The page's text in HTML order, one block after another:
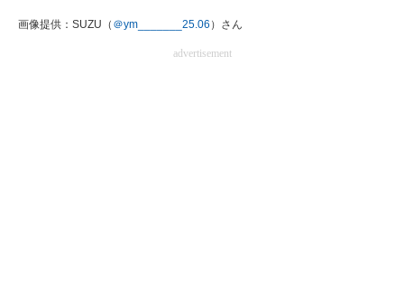
画像提供：SUZU（ ＠ym_______25.06 ）さん
advertisement